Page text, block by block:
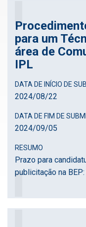
para um
área de
IPL
DATA DE INÍCIO DE
2024/08/22
DATA DE FIM DE
2024/09/05
RESUMO
Prazo para
publicitação na